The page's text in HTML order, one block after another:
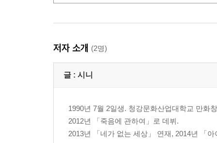
저자 소개 (2명)
글 : 시니
1990년 7월 2일생. 청강문화산업대학교 만화
2012년 「죽음에 관하여」로 데뷔.
2013년 「네가 없는 세상」 연재, 2014년 「